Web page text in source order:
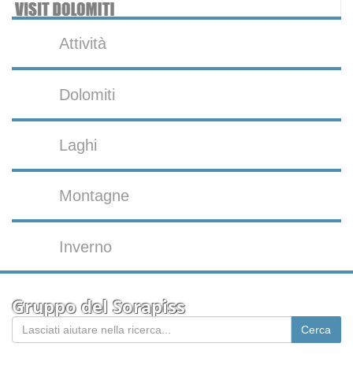
Attività
Dolomiti
Laghi
Montagne
Inverno
Gruppo del Sorapiss